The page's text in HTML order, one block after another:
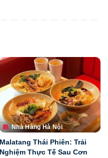
Nhà Hàng Hà Nội
Malatang Thái Phiên: Trải
Nghiệm Thực Tế Sau Cơn